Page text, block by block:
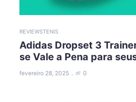
REVIEWSTENIS
Adidas Dropset 3
se Vale a Pena para
fevereiro 28, 2025 0